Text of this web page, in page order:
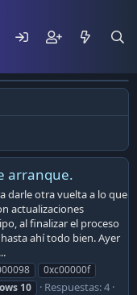
arranque.
darle otra vuelta a lo que
actualizaciones
al finalizar el proceso
ahí todo bien. Ayer
0xc00000f
10
Respuestas: 4